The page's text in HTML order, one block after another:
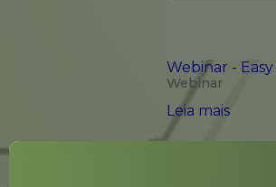
Webinar -
Webinar
Leia mais